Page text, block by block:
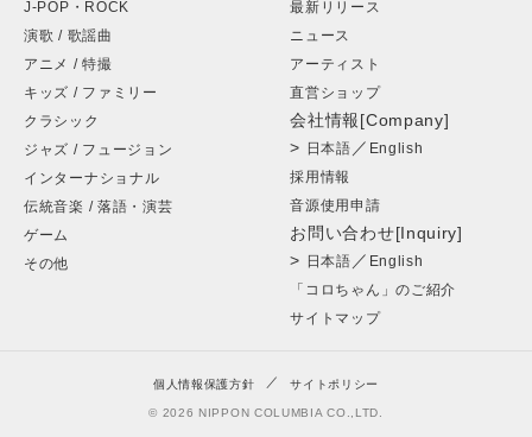
J-POP・ROCK
演歌 / 歌謡曲
アニメ / 特撮
キッズ / ファミリー
クラシック
ジャズ / フュージョン
インターナショナル
伝統音楽 / 落語・演芸
ゲーム
その他
最新リリース
ニュース
アーティスト
直営ショップ
会社情報[Company]
> 日本語 ／ English
採用情報
音源使用申請
お問い合わせ[Inquiry]
> 日本語 ／ English
「コロちゃん」のご紹介
サイトマップ
個人情報保護方針 サイトポリシー
© 2026 NIPPON COLUMBIA CO.,LTD.